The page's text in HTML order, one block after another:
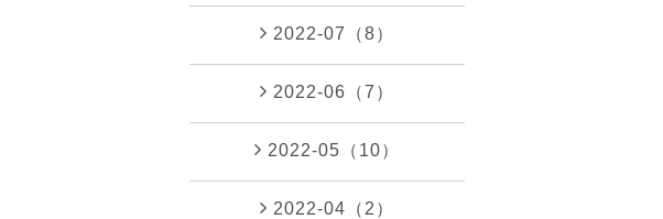
2022-07（8）
2022-06（7）
2022-05（10）
2022-04（2）